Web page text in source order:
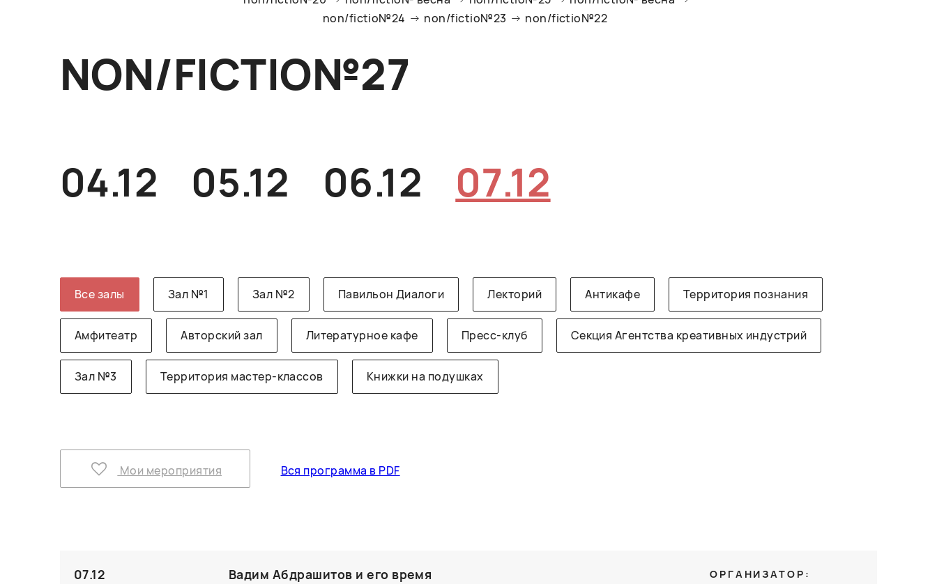
non/fictio№24
non/fictio№23 non/fictio№22
NON/FICTIO№27
04.12 05.12 06.12 07.12
Все залы Зал №1 Зал №2 Павильон Диалоги Лекторий Антикафе Территория познания
Амфитеатр Авторский зал Литературное кафе Пресс-клуб Секция Агентства креативных индустрий
Зал №3 Территория мастер-классов Книжки на подушках
Мои мероприятия Вся программа в PDF
07.12 Вадим Абдрашитов и его время ОРГАНИЗАТОР: